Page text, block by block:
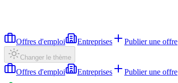
Offres d'emploi Entreprises Publier une offre
Changer le thème
Offres d'emploi Entreprises Publier une offre